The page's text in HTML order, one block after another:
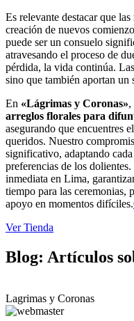
Es relevante destacar que
creación de nuevos
puede ser un consuelo
atravesando el proceso de
pérdida, la vida continúa.
sino que también aportan un
En «Lágrimas y Coronas»,
arreglos florales para
asegurando que encuentres
queridos. Nuestro
significativo, adaptando
preferencias de los
inmediata en Lima,
tiempo para las ceremonias,
apoyo en momentos difíciles.
Ver Tienda
Blog: Artículos
Lagrimas y Coronas